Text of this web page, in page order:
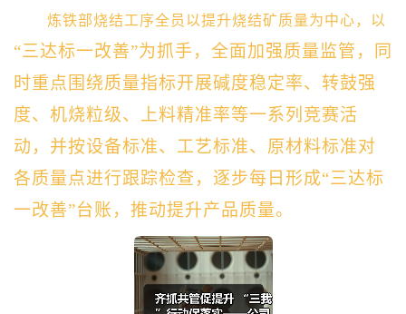
炼铁部烧结工序全员以提升烧结矿质量为中心，以
“三达标一改善”为抓手，全面加强质量监管，同
时重点围绕质量指标开展碱度稳定率、转鼓强
度、机烧粒级、上料精准率等一系列竞赛活
动，并按设备标准、工艺标准、原材料标准对
各质量点进行跟踪检查，逐步每日形成“三达标
一改善”台账，推动提升产品质量。